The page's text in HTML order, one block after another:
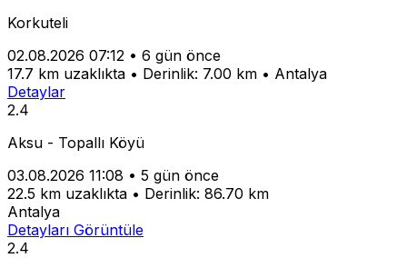
Korkuteli
02.08.2026 07:12 • 6 gün önce
17.7 km uzaklıkta • Derinlik: 7.00 km • Antalya
Detaylar
2.4
Aksu - Topallı Köyü
03.08.2026 11:08 • 5 gün önce
22.5 km uzaklıkta • Derinlik: 86.70 km
Antalya
Detayları Görüntüle
2.4